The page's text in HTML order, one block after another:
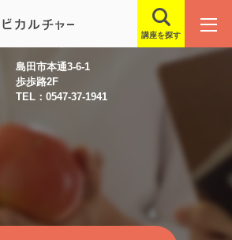
講座を探す
島田市本通3-6-1
歩歩路2F
TEL：0547-37-1941